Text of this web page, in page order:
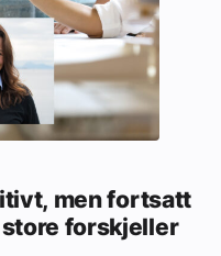
men fortsatt
forskjeller